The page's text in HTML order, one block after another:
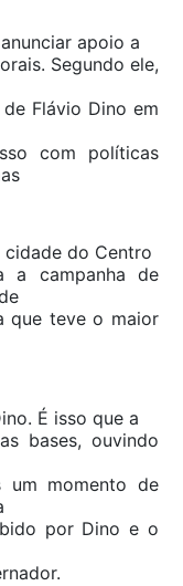
apoio a
Segundo ele,
Flávio Dino em
com políticas
do Centro
a campanha de
que teve o maior
É isso que a
bases, ouvindo
um momento de
por Dino e o